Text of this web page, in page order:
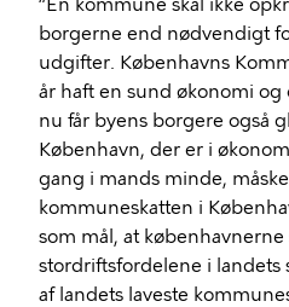
“En kommune skal ikke
borgerne end nødvendigt
udgifter. Københavns
år haft en sund økonomi
nu får byens borgere også
København, der er i
gang i mands minde,
kommuneskatten i
som mål, at
stordriftsfordelene i landets
af landets laveste